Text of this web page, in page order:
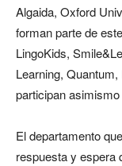
Algaida, Oxford
forman parte de
LingoKids,
Learning,
participan
El departamento
respuesta y espera